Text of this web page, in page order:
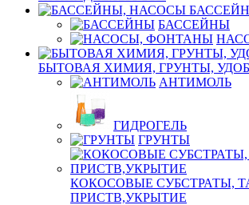
БАССЕЙНЫ
БЫТОВАЯ ХИМИЯ, ГРУНТЫ,
АНТИМОЛЬ
ГИДРОГЕЛЬ
ГРУНТЫ
КОКОСОВЫЕ СУБСТРАТЫ,
ПРИСТВ,УКРЫТИЕ